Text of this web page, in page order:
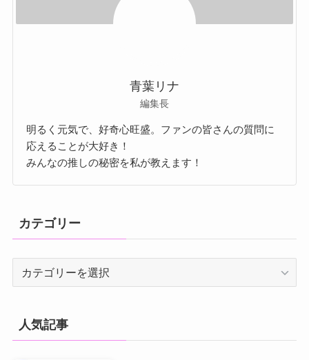
青葉リナ
編集長
明るく元気で、好奇心旺盛。ファンの皆さんの質問に
応えることが大好き！
みんなの推しの秘密を私が教えます！
カテゴリー
ー
人気記事